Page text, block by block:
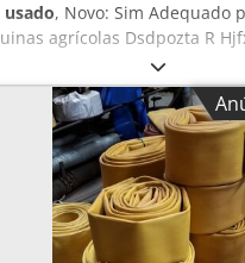
usado, Novo: Sim Adequado
agrícolas Dsdpozta R